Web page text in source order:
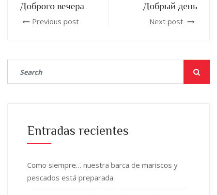
Доброго вечера
Previous post
Добрый день
Next post
Entradas recientes
Como siempre… nuestra barca de mariscos y
pescados está preparada.